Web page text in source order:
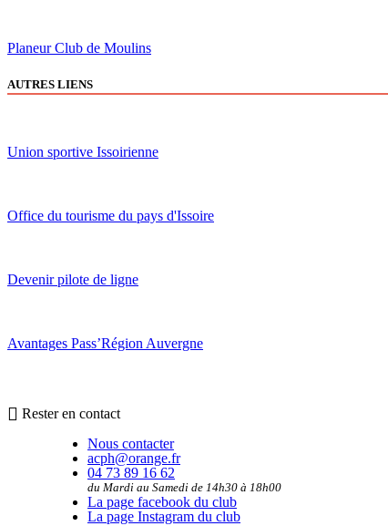
Planeur Club de Moulins
AUTRES LIENS
Union sportive Issoirienne
Office du tourisme du pays d'Issoire
Devenir pilote de ligne
Avantages Pass’Région Auvergne
Rester en contact
Nous contacter
acph@orange.fr
04 73 89 16 62
du Mardi au Samedi de 14h30 à 18h00
La page facebook du club
La page Instagram du club